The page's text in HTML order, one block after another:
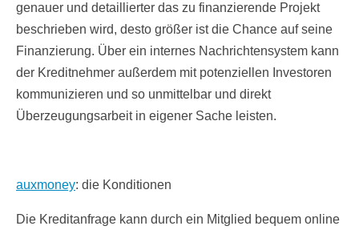
genauer und detaillierter das zu finanzierende Projekt
beschrieben wird, desto größer ist die Chance auf seine
Finanzierung. Über ein internes Nachrichtensystem kann
der Kreditnehmer außerdem mit potenziellen Investoren
kommunizieren und so unmittelbar und direkt
Überzeugungsarbeit in eigener Sache leisten.
auxmoney: die Konditionen
Die Kreditanfrage kann durch ein Mitglied bequem online